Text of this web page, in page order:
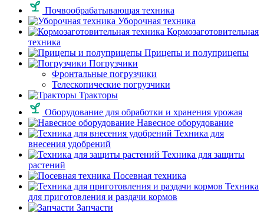
Почвообрабатывающая техника
Уборочная техника
Кормозаготовительная
техника
Прицепы и полуприцепы
Погрузчики
Фронтальные погрузчики
Телескопические погрузчики
Тракторы
Оборудование для обработки и хранения урожая
Навесное оборудование
Техника для
внесения удобрений
Техника для защиты
растений
Посевная техника
Техника
для приготовления и раздачи кормов
Запчасти